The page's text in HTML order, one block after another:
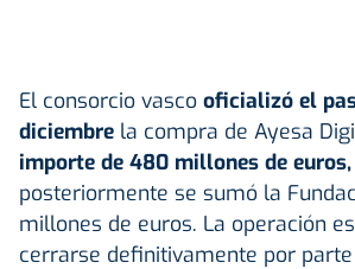
El consorcio vasco oficializó el
diciembre la compra de Ayesa
importe de 480 millones de euros,
posteriormente se sumó la
millones de euros. La operación
cerrarse definitivamente por